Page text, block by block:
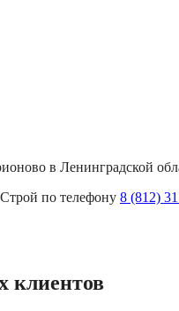
в Ленинградской
по телефону 8 (812)
клиентов